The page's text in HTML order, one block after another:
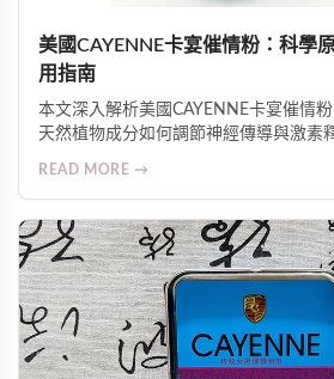
美國CAYENNE卡宴催情粉：科學
用指南
本文深入解析美國CAYENNE卡宴催情
天然植物成分如何調節神經傳導與激素
READ MORE →